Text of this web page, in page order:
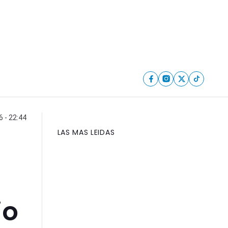
- 22:44
LAS MAS LEIDAS